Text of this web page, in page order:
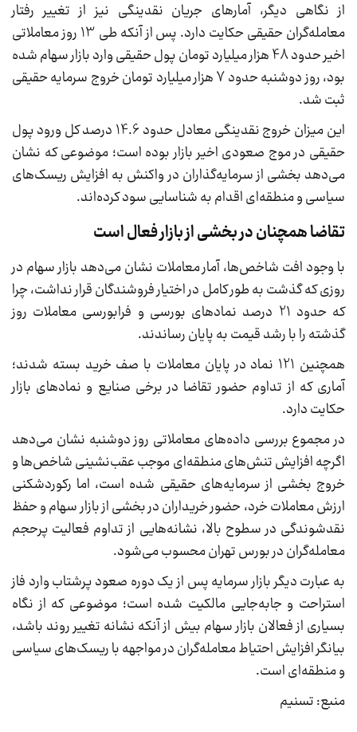
از نگاهی دیگر، آمارهای جریان نقدینگی نیز از تغییر رفتار
معامله‌گران حقیقی حکایت دارد. پس از آنکه طی 13 روز معاملاتی
اخیر حدود 48 هزار میلیارد تومان پول حقیقی وارد بازار سهام شده
بود، روز دوشنبه حدود 7 هزار میلیارد تومان خروج سرمایه حقیقی
ثبت شد.
این میزان خروج نقدینگی معادل حدود 14.6 درصد کل ورود پول
حقیقی در موج صعودی اخیر بازار بوده است؛ موضوعی که نشان
می‌دهد بخشی از سرمایه‌گذاران در واکنش به افزایش ریسک‌های
سیاسی و منطقه‌ای اقدام به شناسایی سود کرده‌اند.
تقاضا همچنان در بخشی از بازار فعال است
با وجود افت شاخص‌ها، آمار معاملات نشان می‌دهد بازار سهام در
روزی که گذشت به طور کامل در اختیار فروشندگان قرار نداشت، چرا
که حدود 21 درصد نمادهای بورسی و فرابورسی معاملات روز
گذشته را با رشد قیمت به پایان رساندند.
همچنین 121 نماد در پایان معاملات با صف خرید بسته شدند؛
آماری که از تداوم حضور تقاضا در برخی صنایع و نمادهای بازار
حکایت دارد.
در مجموع بررسی داده‌های معاملاتی روز دوشنبه نشان می‌دهد
اگرچه افزایش تنش‌های منطقه‌ای موجب عقب‌نشینی شاخص‌ها و
خروج بخشی از سرمایه‌های حقیقی شده است، اما رکوردشکنی
ارزش معاملات خرد، حضور خریداران در بخشی از بازار سهام و حفظ
نقدشوندگی در سطوح بالا، نشانه‌هایی از تداوم فعالیت پرحجم
معامله‌گران در بورس تهران محسوب می‌شود.
به عبارت دیگر بازار سرمایه پس از یک دوره صعود پرشتاب وارد فاز
استراحت و جابه‌جایی مالکیت شده است؛ موضوعی که از نگاه
بسیاری از فعالان بازار سهام بیش از آنکه نشانه تغییر روند باشد،
بیانگر افزایش احتیاط معامله‌گران در مواجهه با ریسک‌های سیاسی
و منطقه‌ای است.
منبع: تسنیم